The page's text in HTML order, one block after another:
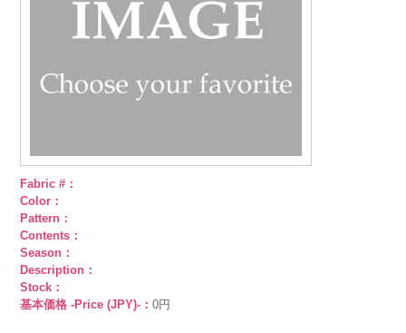
Fabric #：
Color：
Pattern：
Contents：
Season：
Description：
Stock：
基本価格 -Price (JPY)-：0円